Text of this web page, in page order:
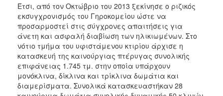
Έτσι, από τον Οκτώβριο του 2013 ξεκίνησε ο ριζικός
εκσυγχρονισμός του Γηροκομείου ώστε να
προσαρμοστεί στις σύγχρονες απαιτήσεις για
άνετη και ασφαλή διαβίωση των ηλικιωμένων. Στο
νότιο τμήμα του υφιστάμενου κτιρίου άρχισε η
κατασκευή της καινούργιας πτέρυγας συνολικής
επιφάνειας 1.745 τμ. στην οποία υπάρχουν
μονόκλινα, δίκλινα και τρίκλινα δωμάτια και
διαμερίσματα. Συνολικά κατασκευαστήκαν 28